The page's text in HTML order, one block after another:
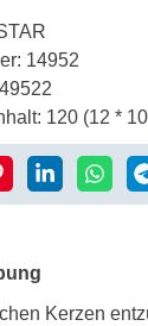
14952
120 (12 *
Kerzen